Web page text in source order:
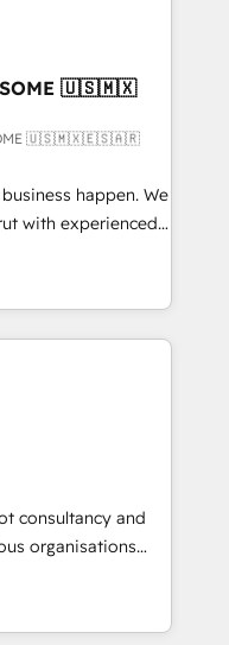
• RevOps &
What
into your
and those with
and
🇺🇸🇲🇽
🇺🇸🇲🇽🇪🇸🇦🇷
happen. We
with experienced,
HubSpot
Operations Hub,
with your customers
Rookie of the Year
rating in HubSpot
Digifianz
& 3PL, home
and
education,
make the
and Latin
consultancy and
organisations
intelligence.
Ireland, and
of successful